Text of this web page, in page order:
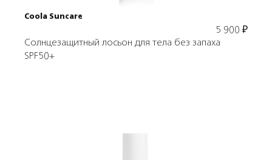
Coola Suncare
5 900 ₽
Солнцезащитный лосьон для тела без запаха
SPF50+